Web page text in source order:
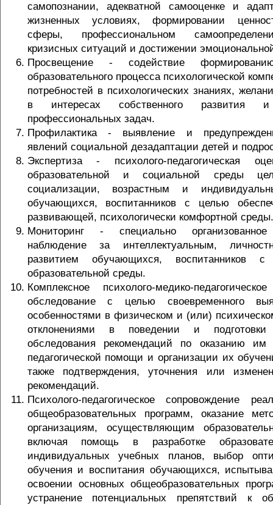
самопознании, адекватной самооценке и
жизненных условиях, формировании
сферы, профессиональном
кризисных ситуаций и достижении
Просвещение - содействие
образовательного процесса психологической
потребностей в психологических знаниях,
в интересах собственного
профессиональных задач.
Профилактика - выявление и
явлений социальной дезадаптации детей и
Экспертиза - психолого-педагогическая
образовательной и социальной среды
социализации, возрастным и
обучающихся, воспитанников с целью
развивающей, психологически комфортной среды.
Мониторинг - специально организованное
наблюдение за интеллектуальным,
развитием обучающихся, воспитанников
образовательной среды.
Комплексное психолого-медико-
обследование с целью своевременного
особенностями в физическом и (или)
отклонениями в поведении и
обследования рекомендаций по оказанию им
педагогической помощи и организации их
также подтверждения, уточнения или
рекомендаций.
Психолого-педагогическое сопровождение
общеобразовательных программ, оказание
организациям, осуществляющим
включая помощь в разработке
индивидуальных учебных планов, выбор
обучения и воспитания обучающихся,
освоении основных общеобразовательных
устранение потенциальных препятствий к